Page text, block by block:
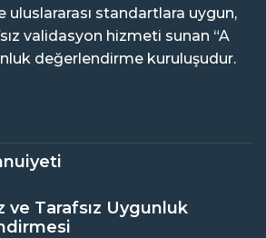
uluslararası standartlara uygun,
validasyon hizmeti sunan “A
değerlendirme kuruluşudur.
ve Tarafsız Uygunluk